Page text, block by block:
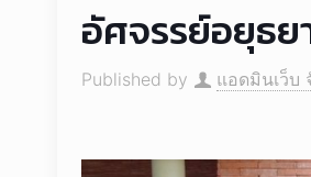
อัศจรรย์อยุธย
Published by แอดมินเว็บ